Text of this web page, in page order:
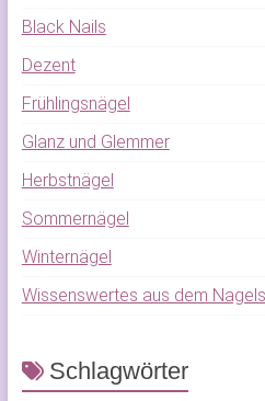
Black Nails
Dezent
Frühlingsnägel
Glanz und Glemmer
Herbstnägel
Sommernägel
Winternägel
Wissenswertes aus dem
Schlagwörter